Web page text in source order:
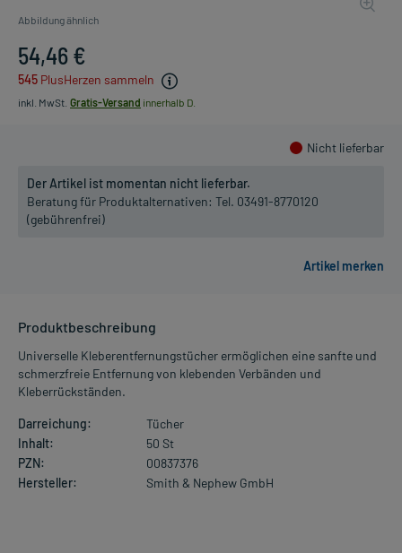
Abbildung ähnlich
54,46 €
545 PlusHerzen sammeln
inkl. MwSt. Gratis-Versand innerhalb D.
Nicht lieferbar
Der Artikel ist momentan nicht lieferbar.
Beratung für Produktalternativen: Tel. 03491-8770120
(gebührenfrei)
Produktbeschreibung
Universelle Kleberentfernungstücher ermöglichen eine sanfte und
schmerzfreie Entfernung von klebenden Verbänden und
Kleberrückständen.
Darreichung:
Tücher
Inhalt:
50 St
PZN:
00837376
Hersteller:
Smith & Nephew GmbH